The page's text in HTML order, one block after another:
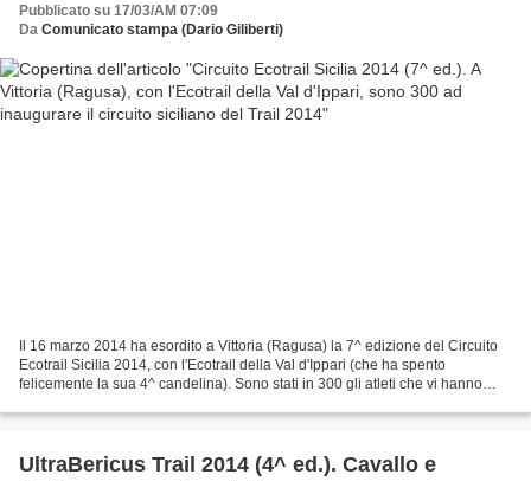
Pubblicato su 17/03/AM 07:09
Da Comunicato stampa (Dario Giliberti)
Il 16 marzo 2014 ha esordito a Vittoria (Ragusa) la 7^ edizione del Circuito
Ecotrail Sicilia 2014, con l'Ecotrail della Val d'Ippari (che ha spento
felicemente la sua 4^ candelina). Sono stati in 300 gli atleti che vi hanno
UltraBericus Trail 2014 (4^ ed.). Cavallo e